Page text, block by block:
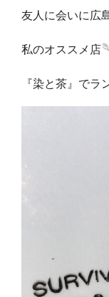
友人に会いに広
私のオススメ店
『染と茶』でラ